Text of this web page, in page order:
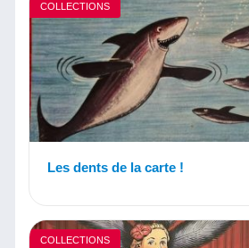
COLLECTIONS
Les dents de la carte !
COLLECTIONS